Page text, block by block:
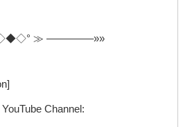
≫ ————–»»
Channel: